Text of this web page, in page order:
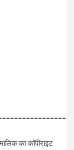
का कॉपीराइट